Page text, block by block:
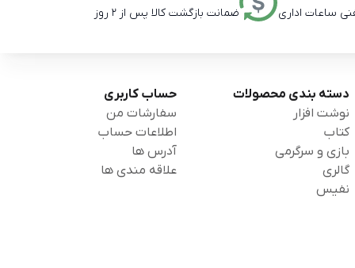
ضمانت بازگشت کالا پس از 2 روز
دسته بندی محصولات
نوشت افزار
کتاب
بازی و سرگرمی
گالری
نفیس
حساب کاربری
سفارشات من
اطلاعات حساب
آدرس ها
علاقه مندی ها